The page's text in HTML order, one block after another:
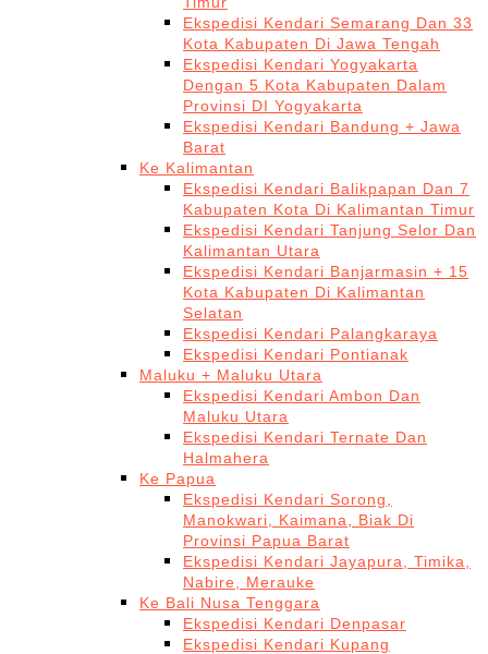
Ekspedisi Kendari Semarang Dan 33
Kota Kabupaten Di Jawa Tengah
Ekspedisi Kendari Yogyakarta
Dengan 5 Kota Kabupaten Dalam
Provinsi DI Yogyakarta
Ekspedisi Kendari Bandung + Jawa
Barat
Ke Kalimantan
Ekspedisi Kendari Balikpapan Dan 7
Kabupaten Kota Di Kalimantan Timur
Ekspedisi Kendari Tanjung Selor Dan
Kalimantan Utara
Ekspedisi Kendari Banjarmasin + 15
Kota Kabupaten Di Kalimantan
Selatan
Ekspedisi Kendari Palangkaraya
Ekspedisi Kendari Pontianak
Maluku + Maluku Utara
Ekspedisi Kendari Ambon Dan
Maluku Utara
Ekspedisi Kendari Ternate Dan
Halmahera
Ke Papua
Ekspedisi Kendari Sorong,
Manokwari, Kaimana, Biak Di
Provinsi Papua Barat
Ekspedisi Kendari Jayapura, Timika,
Nabire, Merauke
Ke Bali Nusa Tenggara
Ekspedisi Kendari Denpasar
Ekspedisi Kendari Kupang